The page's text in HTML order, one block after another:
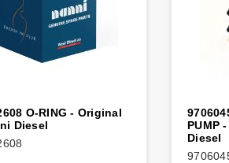
O-RING - Original
Diesel
PUMP
Diesel